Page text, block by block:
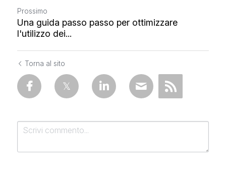
Prossimo
Una guida passo passo per ottimizzare
l'utilizzo dei...
Torna al sito